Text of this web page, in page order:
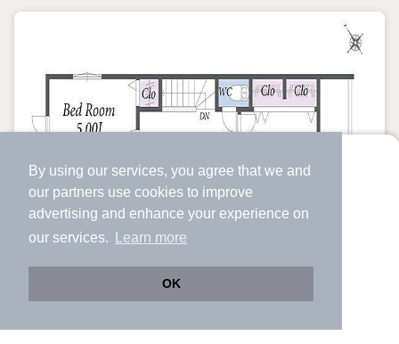
By using our services, you agree that we and
our partners use cookies to improve
advertising and enhance your experience on
our services.
Learn more
OK
より使いやすくなった
アプリで物件探ししませんか？
サクサク動く地図で物件検索